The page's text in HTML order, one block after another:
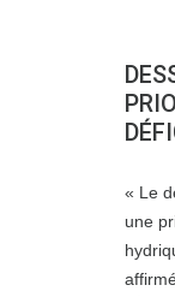
« Le
une